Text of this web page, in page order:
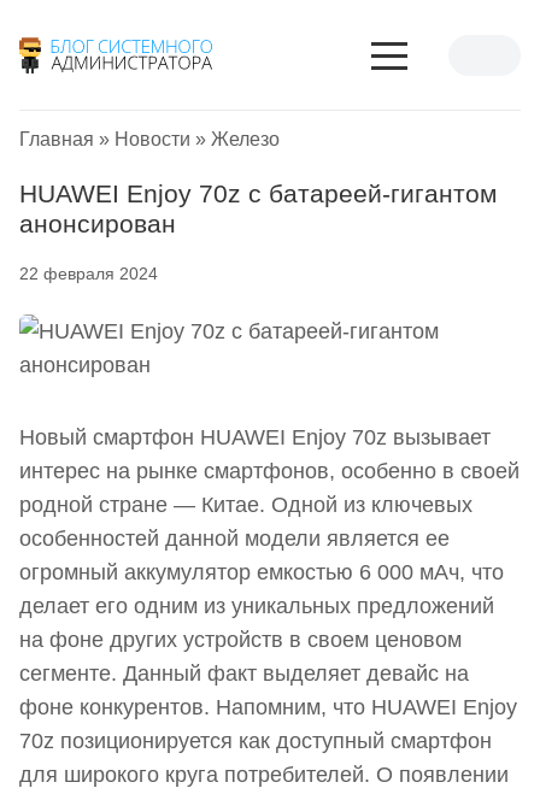
Главная » Новости » Железо
HUAWEI Enjoy 70z с батареей-гигантом
анонсирован
22 февраля 2024
Новый смартфон HUAWEI Enjoy 70z вызывает
интерес на рынке смартфонов, особенно в своей
родной стране — Китае. Одной из ключевых
особенностей данной модели является ее
огромный аккумулятор емкостью 6 000 мАч, что
делает его одним из уникальных предложений
на фоне других устройств в своем ценовом
сегменте. Данный факт выделяет девайс на
фоне конкурентов. Напомним, что HUAWEI Enjoy
70z позиционируется как доступный смартфон
для широкого круга потребителей. О появлении